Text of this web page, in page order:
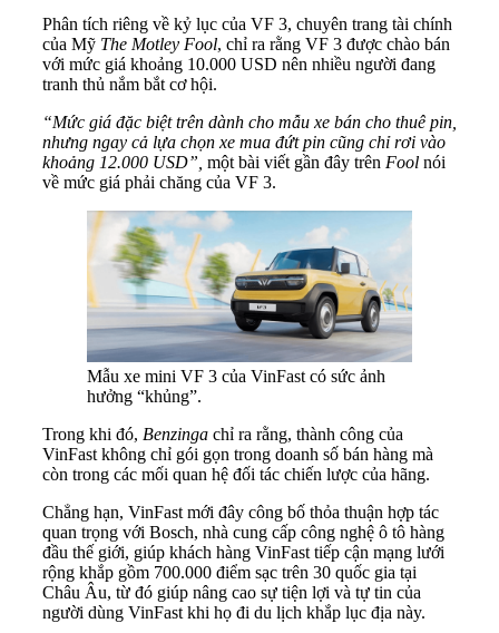
Phân tích riêng về kỷ lục của VF 3, chuyên trang tài chính
của Mỹ The Motley Fool, chỉ ra rằng VF 3 được chào bán
với mức giá khoảng 10.000 USD nên nhiều người đang
tranh thủ nắm bắt cơ hội.
“Mức giá đặc biệt trên dành cho mẫu xe bán cho thuê pin,
nhưng ngay cả lựa chọn xe mua đứt pin cũng chỉ rơi vào
khoảng 12.000 USD”, một bài viết gần đây trên Fool nói
về mức giá phải chăng của VF 3.
Mẫu xe mini VF 3 của VinFast có sức ảnh
hưởng “khủng”.
Trong khi đó, Benzinga chỉ ra rằng, thành công của
VinFast không chỉ gói gọn trong doanh số bán hàng mà
còn trong các mối quan hệ đối tác chiến lược của hãng.
Chẳng hạn, VinFast mới đây công bố thỏa thuận hợp tác
quan trọng với Bosch, nhà cung cấp công nghệ ô tô hàng
đầu thế giới, giúp khách hàng VinFast tiếp cận mạng lưới
rộng khắp gồm 700.000 điểm sạc trên 30 quốc gia tại
Châu Âu, từ đó giúp nâng cao sự tiện lợi và tự tin của
người dùng VinFast khi họ đi du lịch khắp lục địa này.